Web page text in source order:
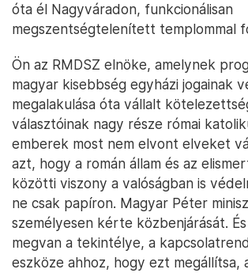
óta él Nagyváradon, funkcionálisan
megszentségtelenített templommal
Ön az RMDSZ elnöke, amelynek
magyar kisebbség egyházi jogainak
megalakulása óta vállalt
választóinak nagy része római
emberek most nem elvont elveket
azt, hogy a román állam és az
közötti viszony a valóságban is
ne csak papíron. Magyar Péter
személyesen kérte közbenjárását.
megvan a tekintélye, a
eszköze ahhoz, hogy ezt megállítsa,